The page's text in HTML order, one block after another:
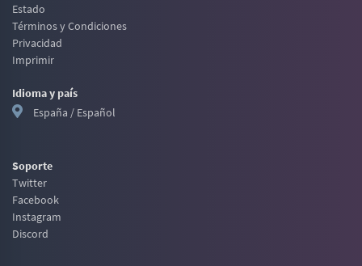
Estado
Términos y Condiciones
Privacidad
Imprimir
Idioma y país
España / Español
Soporte
Twitter
Facebook
Instagram
Discord